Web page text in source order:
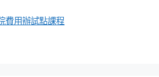
費用辦試點課程